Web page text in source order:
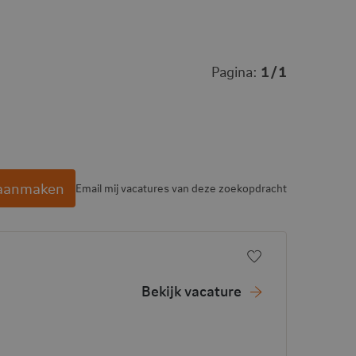
Pagina: 1 1
Email mij vacatures van deze zoekopdracht
Voeg toe aan
Bekijk vacature